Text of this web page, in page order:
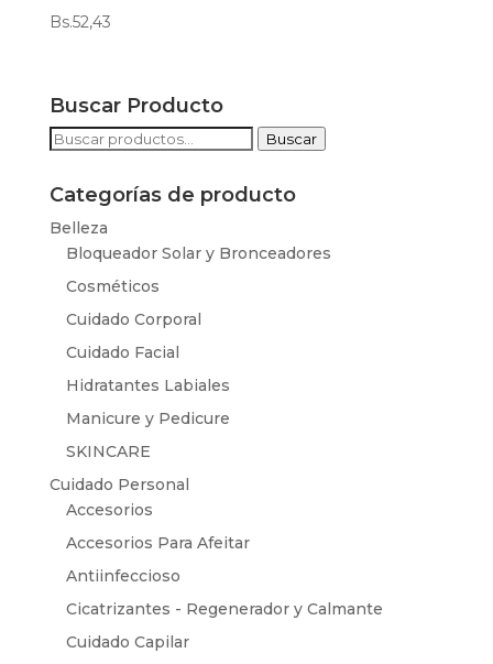
Bs.52,43
Buscar Producto
Buscar
Buscar
Categorías de producto
Belleza
Bloqueador Solar y Bronceadores
Cosméticos
Cuidado Corporal
Cuidado Facial
Hidratantes Labiales
Manicure y Pedicure
SKINCARE
Cuidado Personal
Accesorios
Accesorios Para Afeitar
Antiinfeccioso
Cicatrizantes - Regenerador y Calmante
Cuidado Capilar